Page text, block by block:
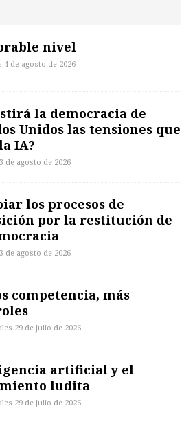
nivel
4 de agosto de 2026
la democracia de
Unidos las tensiones que
IA?
de agosto de 2026
los procesos de
por la restitución de
de agosto de 2026
competencia, más
29 de julio de 2026
artificial y el
ludita
29 de julio de 2026